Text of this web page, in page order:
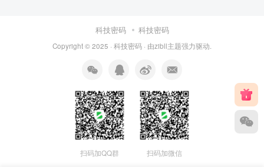
科技密码 科技密码
Copyright © 2025 · 科技密码 · 由zibll主题强力驱动.
扫码加QQ群 扫码加微信